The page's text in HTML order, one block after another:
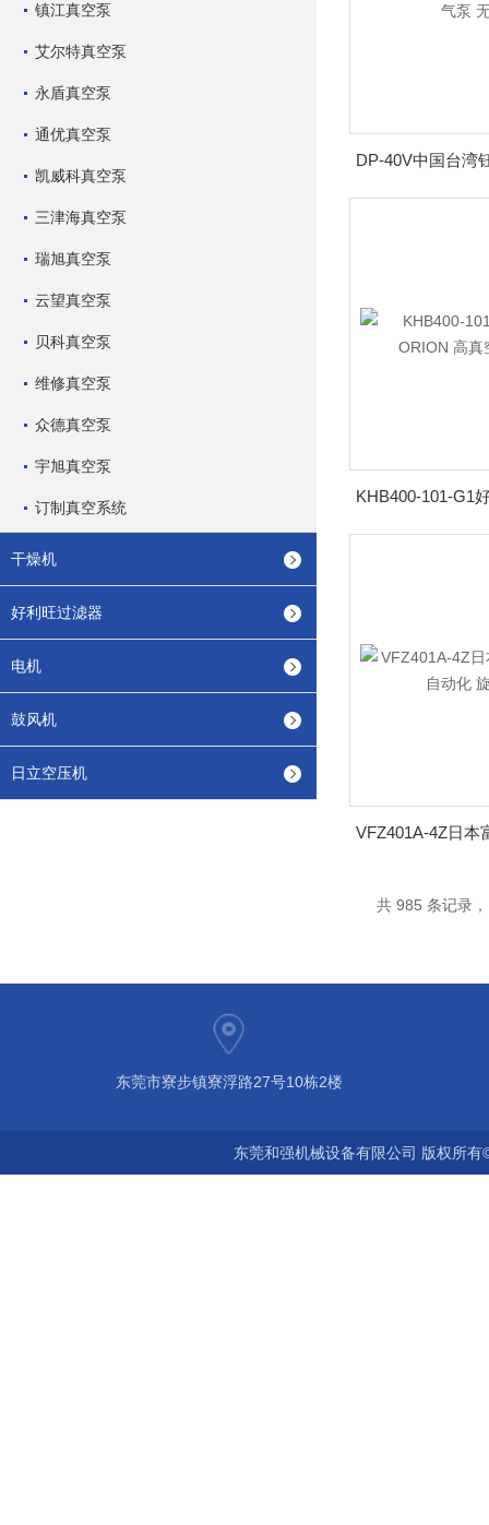
镇江真空泵
艾尔特真空泵
永盾真空泵
通优真空泵
凯威科真空泵
三津海真空泵
瑞旭真空泵
云望真空泵
贝科真空泵
维修真空泵
众德真空泵
宇旭真空泵
订制真空系统
干燥机
好利旺过滤器
电机
鼓风机
日立空压机
共 985 条记录
东莞市寮步镇寮浮路27号10栋2楼
东莞和强机械设备有限公司 版权所